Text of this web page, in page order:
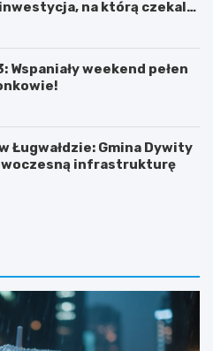
na którą czekali
Wspaniały weekend pełen
Ługwałdzie: Gmina Dywity
infrastrukturę